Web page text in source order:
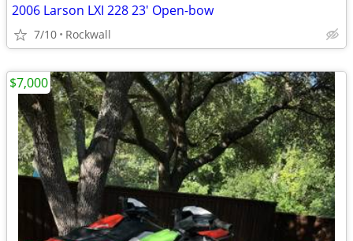
2006 Larson LXI 228 23' Open-bow
7/10 Rockwall
$7,000